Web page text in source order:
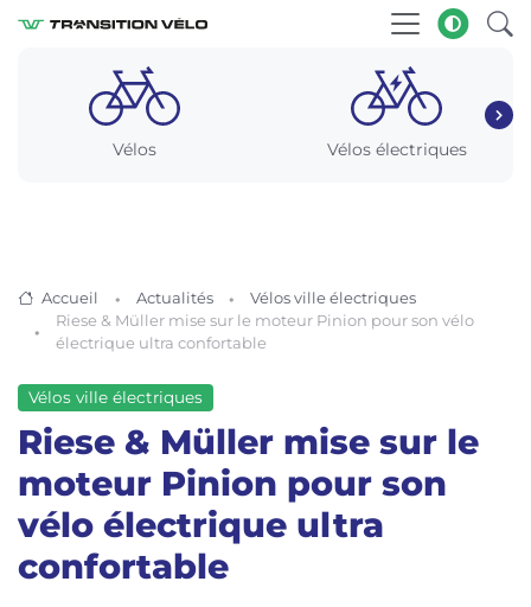
Vélos Vélos électriques
Accueil Actualités
Vélos ville électriques
Riese & Müller mise sur le moteur Pinion pour son vélo
électrique ultra confortable
Vélos ville électriques
Riese & Müller mise sur le
moteur Pinion pour son
vélo électrique ultra
confortable